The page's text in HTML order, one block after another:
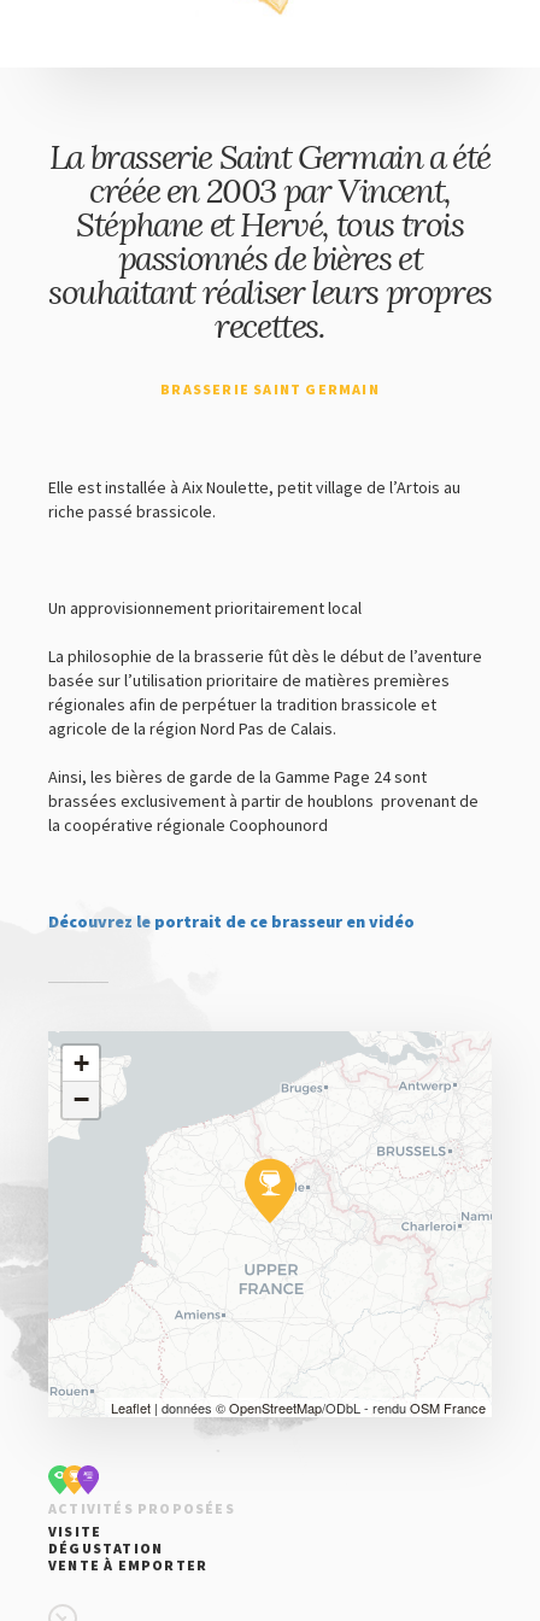
CULTURE & LOISIRS
La brasserie Saint Germain a été
créée en 2003 par Vincent,
Stéphane et Hervé, tous trois
passionnés de bières et
souhaitant réaliser leurs propres
recettes.
BRASSERIE SAINT GERMAIN
Elle est installée à Aix Noulette, petit village de l’Artois au
riche passé brassicole.
Un approvisionnement prioritairement local
La philosophie de la brasserie fût dès le début de l’aventure
basée sur l’utilisation prioritaire de matières premières
régionales afin de perpétuer la tradition brassicole et
agricole de la région Nord Pas de Calais.
Ainsi, les bières de garde de la Gamme Page 24 sont
brassées exclusivement à partir de houblons provenant de
la coopérative régionale Coophounord
Découvrez le portrait de ce brasseur en vidéo
+
−
Leaflet | données ©OpenStreetMap/ODbL - renduOSM France
ACTIVITÉS PROPOSÉES
VISITE
DÉGUSTATION
VENTE À EMPORTER